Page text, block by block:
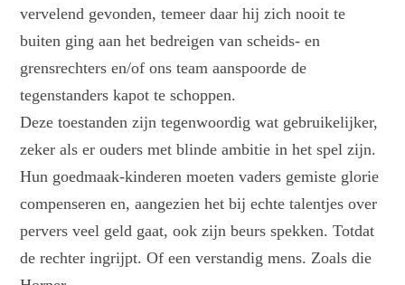
vervelend gevonden, temeer daar hij zich nooit te
buiten ging aan het bedreigen van scheids- en
grensrechters en/of ons team aanspoorde de
tegenstanders kapot te schoppen.
Deze toestanden zijn tegenwoordig wat gebruikelijker,
zeker als er ouders met blinde ambitie in het spel zijn.
Hun goedmaak-kinderen moeten vaders gemiste glorie
compenseren en, aangezien het bij echte talentjes over
pervers veel geld gaat, ook zijn beurs spekken. Totdat
de rechter ingrijpt. Of een verstandig mens. Zoals die